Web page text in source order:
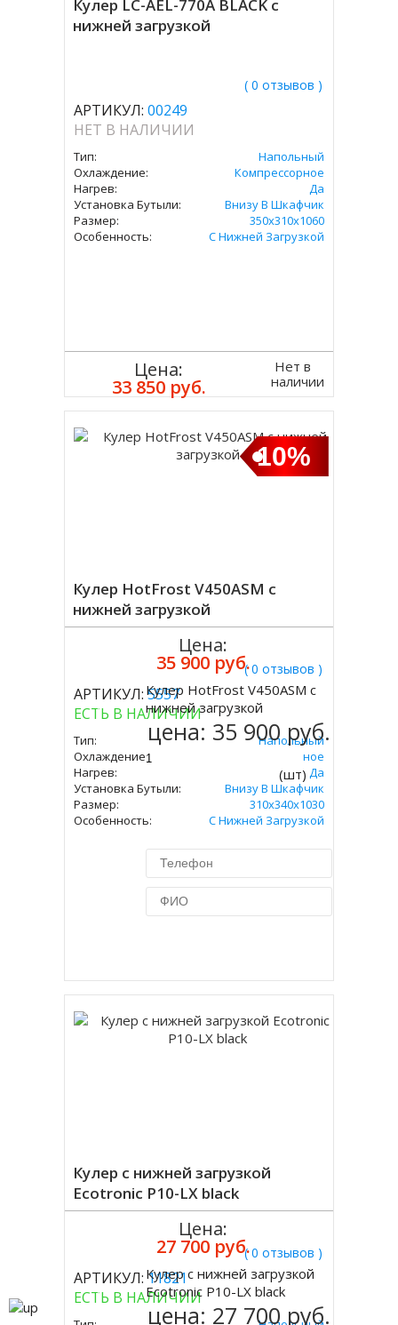
Кулер LC-AEL-770A BLACK с
нижней загрузкой
( 0 отзывов )
АРТИКУЛ: 00249
НЕТ В НАЛИЧИИ
Тип:
Напольный
Охлаждение:
Компрессорное
Нагрев:
Да
Установка Бутыли:
Внизу В Шкафчик
Размер:
350х310х1060
Особенность:
С Нижней Загрузкой
Цена:
33 850 руб.
Нет в
наличии
10%
Кулер HotFrost V450ASM с
нижней загрузкой
( 0 отзывов )
АРТИКУЛ:5557
ЕСТЬ В НАЛИЧИИ
Тип:
Напольный
Охлаждение:
Компрессорное
Нагрев:
Да
Установка Бутыли:
Внизу В Шкафчик
Размер:
310х340х1030
Особенность:
С Нижней Загрузкой
Цена:
35 900 руб.
Купить
Кулер HotFrost V450ASM с
нижней загрузкой
цена: 35 900 руб.
(шт)
Кулер с нижней загрузкой
Ecotronic P10-LX black
( 0 отзывов )
АРТИКУЛ:11821
ЕСТЬ В НАЛИЧИИ
Цена:
27 700 руб.
Купить
Кулер с нижней загрузкой
Ecotronic P10-LX black
цена: 27 700 руб.